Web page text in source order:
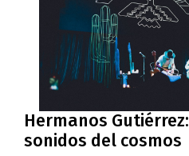
Hermanos
sonidos del cosmos